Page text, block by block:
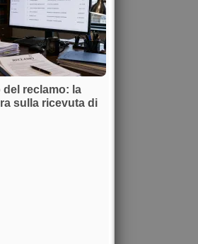
reclamo: la
sulla ricevuta di